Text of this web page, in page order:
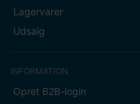
Lagervarer
Udsalg
INFORMATION
Opret B2B-login